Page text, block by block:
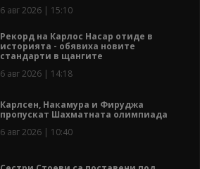
6 авг 2026 | 15:10
Рекорд на Карлос Насар отиде в
историята - обявиха новите
стандарти в щангите
6 авг 2026 | 14:18
Карлсен, Накамура и Фируджа
пропускат Шахматната олимпиада
6 авг 2026 | 10:40